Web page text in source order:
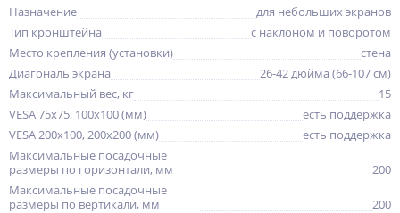
Назначение
для небольших экранов
Тип кронштейна
с наклоном и поворотом
Место крепления (установки)
стена
Диагональ экрана
26-42 дюйма (66-107 см)
Максимальный вес, кг
15
VESA 75x75, 100x100 (мм)
есть поддержка
VESA 200x100, 200x200 (мм)
есть поддержка
Максимальные посадочные
размеры по горизонтали, мм
200
Максимальные посадочные
размеры по вертикали, мм
200